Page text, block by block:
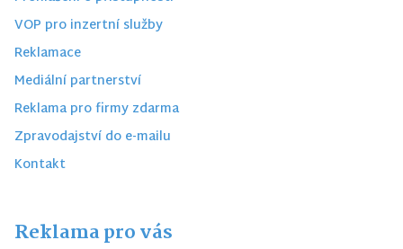
VOP pro inzertní služby
Reklamace
Mediální partnerství
Reklama pro firmy zdarma
Zpravodajství do e-mailu
Kontakt
Reklama pro vás